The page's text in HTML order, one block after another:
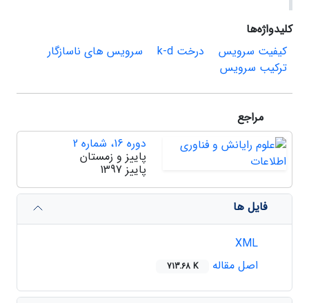
کلیدواژه‌ها
کیفیت سرویس
درخت k-d
سرویس های ناسازگار
ترکیب سرویس
مراجع
دوره 16، شماره 2
پاییز و زمستان
پاییز 1397
فایل ها
اصل مقاله
713.68 K